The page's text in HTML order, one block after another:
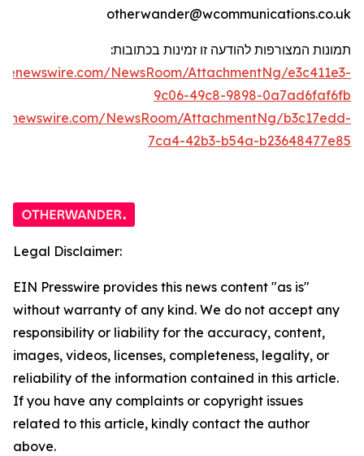
otherwander@wcommunications.co.uk
תמונות המצורפות להודעה זו זמינות בכתובות:
NewsRoom/AttachmentNg/e3c411e3-
9c06-49c8-9898-0a7ad6faf6fb
NewsRoom/AttachmentNg/b3c17edd-
7ca4-42b3-b54a-b23648477e85
Legal Disclaimer:
EIN Presswire provides this news content "as is"
without warranty of any kind. We do not accept any
responsibility or liability for the accuracy, content,
images, videos, licenses, completeness, legality, or
reliability of the information contained in this article.
If you have any complaints or copyright issues
related to this article, kindly contact the author
above.